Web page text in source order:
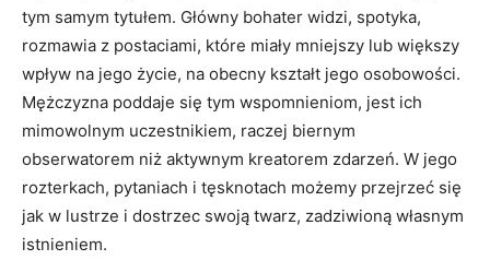
tym samym tytułem. Główny bohater widzi, spotyka,
rozmawia z postaciami, które miały mniejszy lub większy
wpływ na jego życie, na obecny kształt jego osobowości.
Mężczyzna poddaje się tym wspomnieniom, jest ich
mimowolnym uczestnikiem, raczej biernym
obserwatorem niż aktywnym kreatorem zdarzeń. W jego
rozterkach, pytaniach i tęsknotach możemy przejrzeć się
jak w lustrze i dostrzec swoją twarz, zadziwioną własnym
istnieniem.